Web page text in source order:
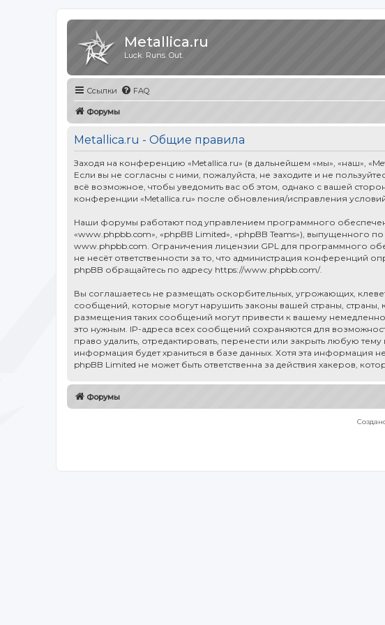
Metallica.ru
Luck. Runs. Out.
Ссылки FAQ
Форумы
Metallica.ru - Общие правила
Заходя на конференцию «Metallica.ru» (в дальнейшем «мы», «наш»,
Если вы не согласны с ними, пожалуйста, не заходите и не
всё возможное, чтобы уведомить вас об этом, однако с вашей
конференции «Metallica.ru» после обновления/исправления
Наши форумы работают под управлением программного
«www.phpbb.com», «phpBB Limited», «phpBB Teams»), выпущенного
www.phpbb.com . Ограничения лицензии GPL для программного
не несёт ответственности за то, что администрация конференций
phpBB обращайтесь по адресу https://www.phpbb.com/.
Вы соглашаетесь не размещать оскорбительных, угрожающих,
сообщений, которые могут нарушить законы вашей страны, страны,
размещения таких сообщений могут привести к вашему
это нужным. IP-адреса всех сообщений сохраняются для
право удалить, отредактировать, перенести или закрыть любую
информация будет храниться в базе данных. Хотя эта информация
phpBB Limited не может быть ответственна за действия хакеров,
Форумы